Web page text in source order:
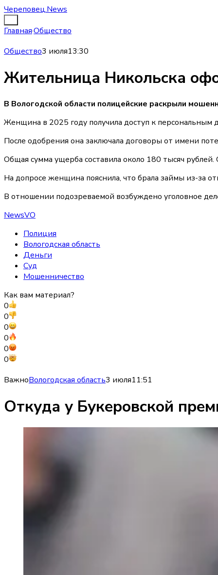
Череповец.News
Главная·Общество
Общество3 июля13:30
Жительница Никольска
В Вологодской области полицейские раскрыли
Женщина в 2025 году получила доступ к персональным
После одобрения она заключала договоры от имени
Общая сумма ущерба составила около 180 тысяч
На допросе женщина пояснила, что брала займы из-за
В отношении подозреваемой возбуждено уголовное
NewsVO
Полиция
Вологодская область
Деньги
Суд
Мошенничество
Как вам материал?
0
0
0
0
0
0
ВажноВологодская область3 июля11:51
Откуда у Букеровской